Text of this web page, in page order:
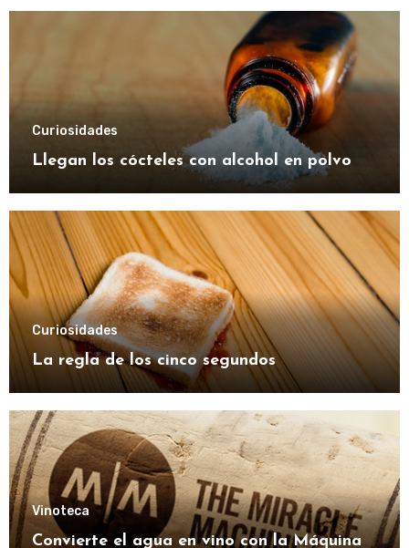
Curiosidades
Llegan los cócteles con alcohol en polvo
Curiosidades
La regla de los cinco segundos
Vinoteca
Convierte el agua en vino con la Máquina